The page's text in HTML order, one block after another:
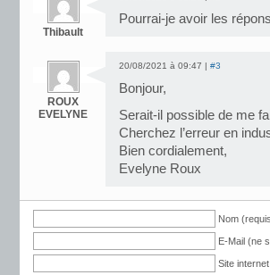
Thibault
Pourrai-je avoir les
ROUX
EVELYNE
20/08/2021 à 09:47 | #3
Bonjour,
Serait-il possible de me
Cherchez l’erreur en
Bien cordialement,
Evelyne Roux
Nom
E-Mail (ne
Site internet